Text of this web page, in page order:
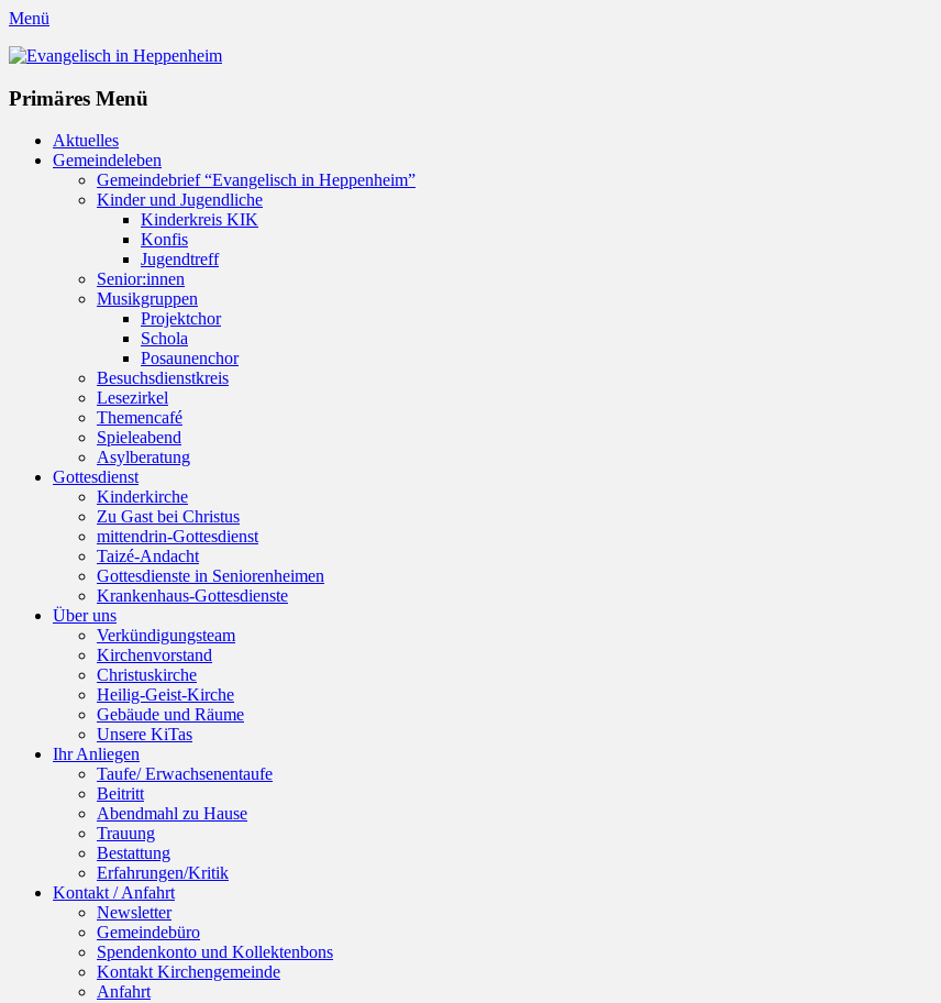
Menü
Evangelisch in Heppenheim
Primäres Menü
Zum
Inhalt
Aktuelles
Gemeindeleben
Gemeindebrief “Evangelisch in Heppenheim”
Kinder und Jugendliche
Kinderkreis KIK
Konfis
Jugendtreff
Senior:innen
Musikgruppen
Projektchor
Schola
Posaunenchor
Besuchsdienstkreis
Lesezirkel
Themencafé
Spieleabend
Asylberatung
Gottesdienst
Kinderkirche
Zu Gast bei Christus
mittendrin-Gottesdienst
Taizé-Andacht
Gottesdienste in Seniorenheimen
Krankenhaus-Gottesdienste
Über uns
Verkündigungsteam
Kirchenvorstand
Christuskirche
Heilig-Geist-Kirche
Gebäude und Räume
Unsere KiTas
Ihr Anliegen
Taufe/ Erwachsenentaufe
Beitritt
Abendmahl zu Hause
Trauung
Bestattung
Erfahrungen/Kritik
Kontakt / Anfahrt
Newsletter
Gemeindebüro
Spendenkonto und Kollektenbons
Kontakt Kirchengemeinde
Anfahrt